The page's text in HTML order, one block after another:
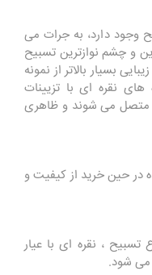
وجود دارد، به جرات می
و چشم نوازترین تسبیح
بسیار بالاتر از نمونه
نقره ای با تزیینات
متصل می شوند و ظاهری
در حین خرید از کیفیت و
، نقره ای با عیار